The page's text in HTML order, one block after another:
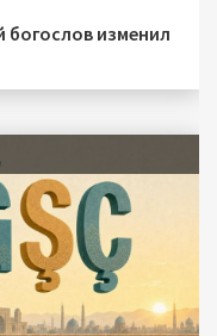
богослов изменил